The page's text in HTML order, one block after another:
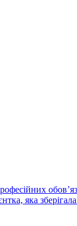
яка зберігала